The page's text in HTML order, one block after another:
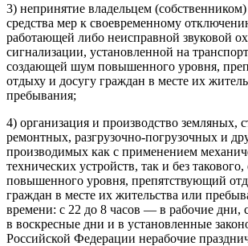
3) непринятие владельцем
средства мер к своевременному
работающей либо неисправной звуковой
сигнализации, установленной на
создающей шум повышенного уровня,
отдыху и досугу граждан в месте их
пребывания;
4) организация и производство земляных,
ремонтных, разгрузочно-погрузочных и
производимых как с применением
технических устройств, так и без
повышенного уровня, препятствующий
граждан в месте их жительства или
времени: с 22 до 8 часов — в рабочие дни,
в воскресные дни и в установленные
Российской Федерации нерабочие